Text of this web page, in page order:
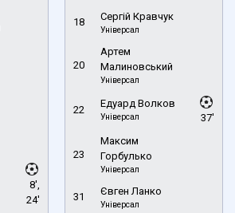
8',
24'
18 Сергій Кравчук
Універсал
20
Артем
Малиновський
Універсал
22
Едуард Волков
Універсал 37'
23
Максим
Горбулько
Універсал
31 Євген Ланко
Універсал